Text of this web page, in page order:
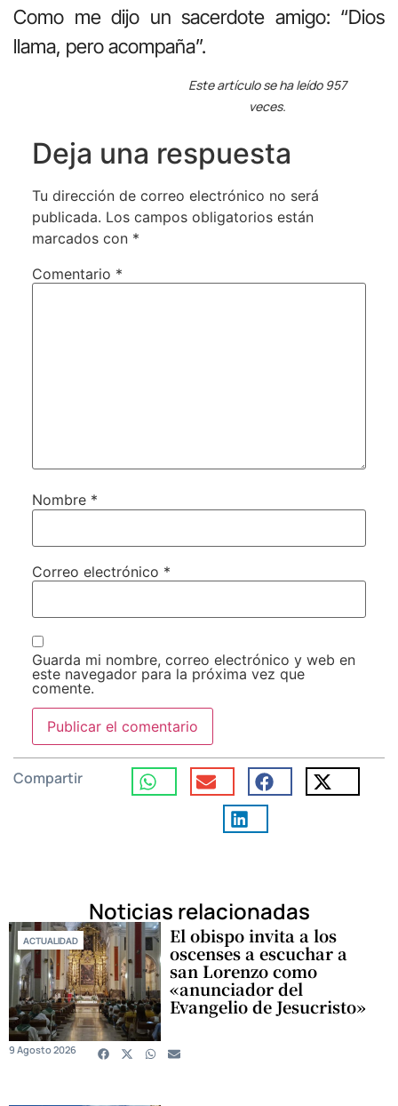
Como me dijo un sacerdote amigo: “Dios
llama, pero acompaña”.
Este artículo se ha leído 957
veces.
Deja una respuesta
Tu dirección de correo electrónico no será
publicada. Los campos obligatorios están
marcados con *
Comentario *
Nombre *
Correo electrónico *
Guarda mi nombre, correo electrónico y web en
este navegador para la próxima vez que
comente.
Compartir
Noticias relacionadas
ACTUALIDAD El obispo invita a los
oscenses a escuchar a
san Lorenzo como
«anunciador del
Evangelio de Jesucristo»
9 Agosto 2026